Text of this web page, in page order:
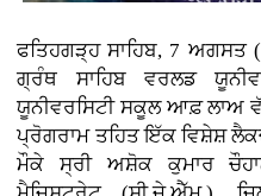
ਫਤਿਹਗੜ੍ਹ ਸਾਹਿਬ, 7 ਅਗਸਤ
ਗ੍ਰੰਥ ਸਾਹਿਬ ਵਰਲਡ
ਯੂਨੀਵਰਸਿਟੀ ਸਕੂਲ ਆਫ਼ ਲਾਅ
ਪ੍ਰੋਗਰਾਮ ਤਹਿਤ ਇੱਕ ਵਿਸ਼ੇਸ਼
ਮੌਕੇ ਸ੍ਰੀ ਅਸ਼ੋਕ ਕੁਮਾਰ